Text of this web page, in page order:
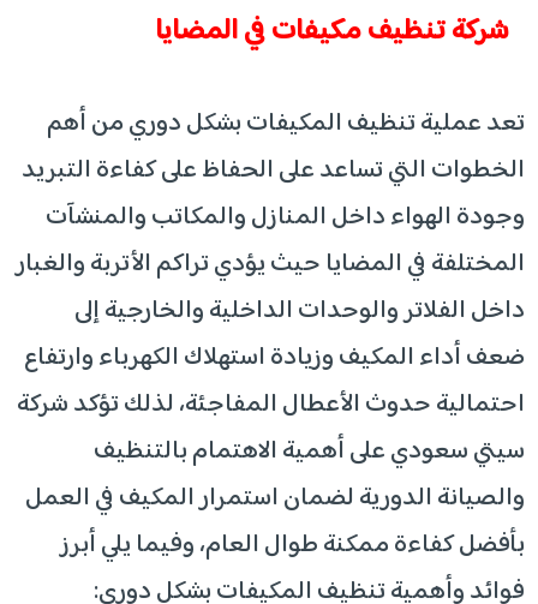
شركة تنظيف مكيفات في المضايا
تعد عملية تنظيف المكيفات بشكل دوري من أهم
الخطوات التي تساعد على الحفاظ على كفاءة التبريد
وجودة الهواء داخل المنازل والمكاتب والمنشآت
المختلفة في المضايا حيث يؤدي تراكم الأتربة والغبار
داخل الفلاتر والوحدات الداخلية والخارجية إلى
ضعف أداء المكيف وزيادة استهلاك الكهرباء وارتفاع
احتمالية حدوث الأعطال المفاجئة، لذلك تؤكد شركة
سيتي سعودي على أهمية الاهتمام بالتنظيف
والصيانة الدورية لضمان استمرار المكيف في العمل
بأفضل كفاءة ممكنة طوال العام، وفيما يلي أبرز
فوائد وأهمية تنظيف المكيفات بشكل دوري: